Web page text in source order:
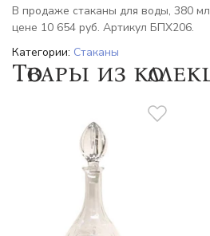
В продаже стаканы для воды, 380
цене 10 654 руб. Артикул БПХ206.
Категории: Стаканы
Товары из